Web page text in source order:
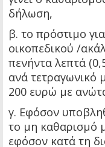
δήλωση,
β. το πρόστιμο
οικοπεδικού /
πενήντα λεπτά
ανά τετραγωνικό
200 ευρώ με
γ. Εφόσον
το μη καθαρισμό
εφόσον κατά τη